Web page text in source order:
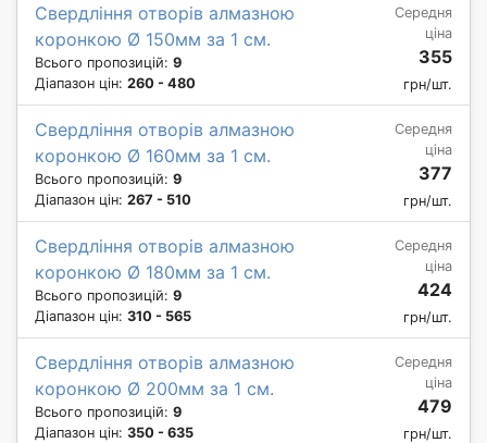
Свердління отворів алмазною
коронкою Ø 150мм за 1 см.
Всього пропозицій: 9
Діапазон цін: 260 - 480
Середня
ціна
355
грн/шт.
Свердління отворів алмазною
коронкою Ø 160мм за 1 см.
Всього пропозицій: 9
Діапазон цін: 267 - 510
Середня
ціна
377
грн/шт.
Свердління отворів алмазною
коронкою Ø 180мм за 1 см.
Всього пропозицій: 9
Діапазон цін: 310 - 565
Середня
ціна
424
грн/шт.
Свердління отворів алмазною
коронкою Ø 200мм за 1 см.
Всього пропозицій: 9
Діапазон цін: 350 - 635
Середня
ціна
479
грн/шт.